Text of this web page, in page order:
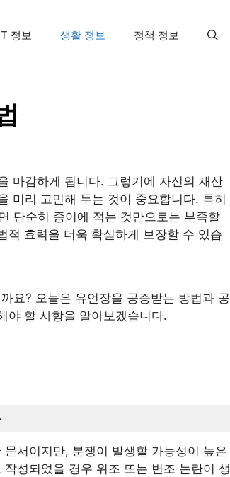
정보 생활 정보 정책 정보
마감하게 됩니다. 그렇기에 자신의 재산
미리 고민해 두는 것이 중요합니다. 특히
단순히 종이에 적는 것만으로는 부족할
적 효력을 더욱 확실하게 보장할 수 있습
요? 오늘은 유언장을 공증받는 방법과 공
야 할 사항을 알아보겠습니다.
서이지만, 분쟁이 발생할 가능성이 높은
성되었을 경우 위조 또는 변조 논란이 생